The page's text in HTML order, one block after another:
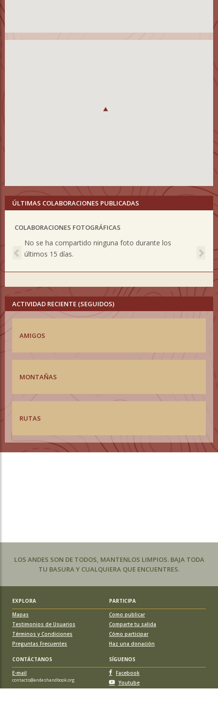
ÚLTIMAS COLABORACIONES PUBLICADAS
COLABORACIONES FOTOGRÁFICAS
No se ha compartido ninguna foto durante los
últimos 15 días.
Previous
ACTIVIDAD RECIENTE (SEGUIDOS)
AMIGOS
MONTAÑAS
RUTAS
LOS ANDES SON DE TODOS, MANTENLOS LIMPIOS. BAJA TODA
TU BASURA Y CUALQUIERA QUE ENCUENTRES.
EXPLORA
PARTICIPA
Mapas
Testimonios de Usuarios
Términos y Condiciones
Preguntas Frecuentes
Como publicar
Comparte tu salida
Cómo participar
Haz una donación
CONTÁCTANOS
SÍGUENOS
E-mail
contacto@andeshandbook.org
Facebook
Youtube